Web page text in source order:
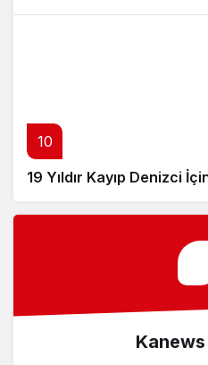
10
19 Yıldır Kayıp Denizci